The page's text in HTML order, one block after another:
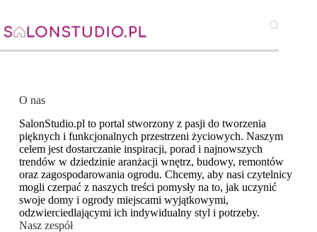
O nas
SalonStudio.pl to portal stworzony z pasji do tworzenia
pięknych i funkcjonalnych przestrzeni życiowych. Naszym
celem jest dostarczanie inspiracji, porad i najnowszych
trendów w dziedzinie aranżacji wnętrz, budowy, remontów
oraz zagospodarowania ogrodu. Chcemy, aby nasi czytelnicy
mogli czerpać z naszych treści pomysły na to, jak uczynić
swoje domy i ogrody miejscami wyjątkowymi,
odzwierciedlającymi ich indywidualny styl i potrzeby.​
Nasz zespół